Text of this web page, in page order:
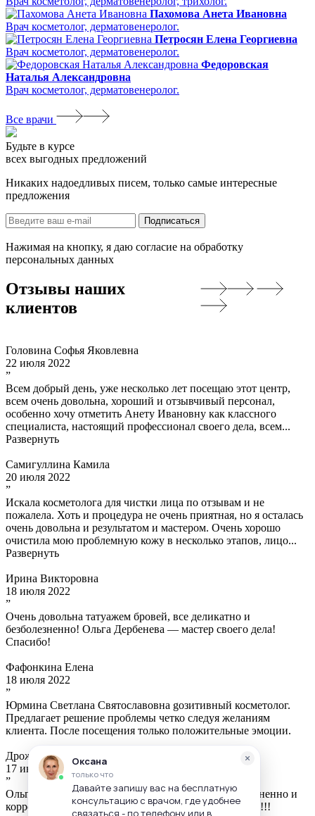
Пахомова Анета Ивановна
Врач косметолог, дерматовенеролог.
Петросян Елена Георгиевна
Врач косметолог, дерматовенеролог.
Федоровская
Наталья Александровна
Врач косметолог, дерматовенеролог.
Все врачи
Будьте в курсе
всех выгодных предложений
Никаких надоедливых писем, только самые интересные
предложения
Нажимая на кнопку, я даю согласие на обработку
персональных данных
Отзывы наших
клиентов
Головина Софья Яковлевна
22 июля 2022
”
Всем добрый день, уже несколько лет посещаю этот центр,
всем очень довольна, хороший и отзывчивый персонал,
особенно хочу отметить Анету Ивановну как классного
специалиста, настоящий профессионал своего дела, всем...
Развернуть
Самигуллина Камила
20 июля 2022
”
Искала косметолога для чистки лица по отзывам и не
пожалела. Хоть и процедура не очень приятная, но я осталась
очень довольна и результатом и мастером. Очень хорошо
очистила мою проблемную кожу в несколько этапов, лицо...
Развернуть
Ирина Викторовна
18 июля 2022
”
Очень довольна татуажем бровей, все деликатно и
безболезненно! Ольга Дербенева — мастер своего дела!
Спасибо!
Фафонкина Елена
18 июля 2022
”
Юрмина Светлана Святославовна gозитивный косметолог.
Предлагает решение проблемы четко следуя желаниям
клиента. После посещения только положительные эмоции.
Дрожжина Ирина Викторовна
17 июля 2022
”
Ольга — профессионал, процедура прошла безболезненно и
корректно, всем рекомендую специалиста по бровям!!!